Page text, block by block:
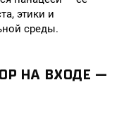
этики и
среды.
НА ВХОДЕ —